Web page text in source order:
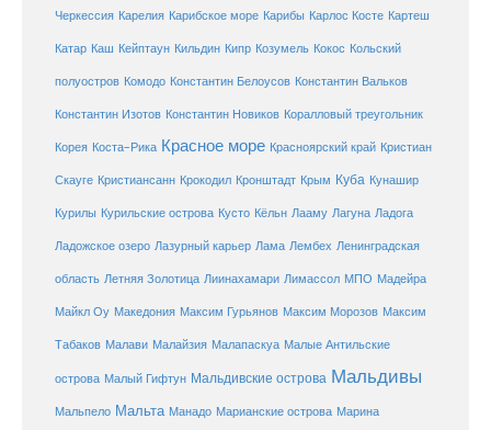
Черкессия Карелия Карибское море Карибы Карлос Косте Картеш
Катар Каш Кейптаун Кильдин Кипр Козумель Кокос Кольский
полуостров Комодо Константин Белоусов Константин Вальков
Константин Изотов Константин Новиков Коралловый треугольник
Корея Коста-Рика Красное море Красноярский край Кристиан
Скауге Кристиансанн Крокодил Кронштадт Крым Куба Кунашир
Курилы Курильские острова Кусто Кёльн Лааму Лагуна Ладога
Ладожское озеро Лазурный карьер Лама Лембех Ленинградская
область Летняя Золотица Лиинахамари Лимассол МПО Мадейра
Майкл Оу Македония Максим Гурьянов Максим Морозов Максим
Табаков Малави Малайзия Малапаскуа Малые Антильские
острова Малый Гифтун Мальдивские острова Мальдивы
Мальпело Мальта Манадо Марианские острова Марина